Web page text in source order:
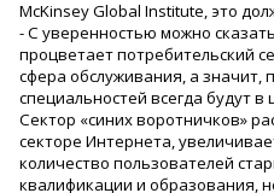
McKinsey Global Institute, это
- С уверенностью можно
процветает потребительский
сфера обслуживания, а значит,
специальностей всегда будут в
Сектор «синих воротничков»
секторе Интернета,
количество пользователей
квалификации и образования,